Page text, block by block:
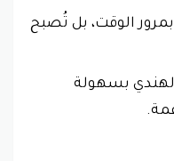
الوقت، بل تُصبح
بسهولة